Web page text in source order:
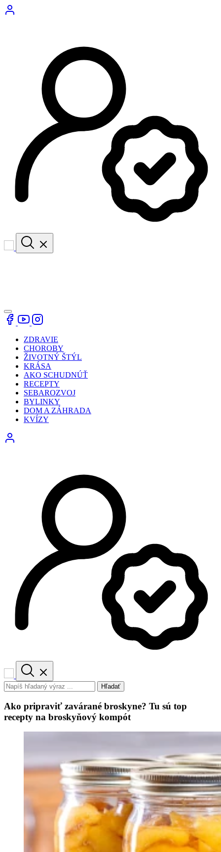
ZDRAVIE
CHOROBY
ŽIVOTNÝ ŠTÝL
KRÁSA
AKO SCHUDNÚŤ
RECEPTY
SEBAROZVOJ
BYLINKY
DOM A ZÁHRADA
KVÍZY
Hľadať
Ako pripraviť zavárané broskyne? Tu sú top
recepty na broskyňový kompót